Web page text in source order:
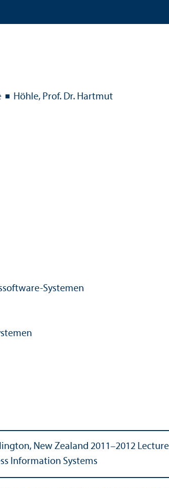
Höhle, Prof. Dr. Hartmut
Systemen
New Zealand 2011–2012
Information Systems